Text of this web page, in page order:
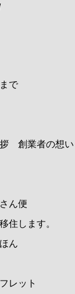
で
創業者の想い
ん便
住します。
ん
レット